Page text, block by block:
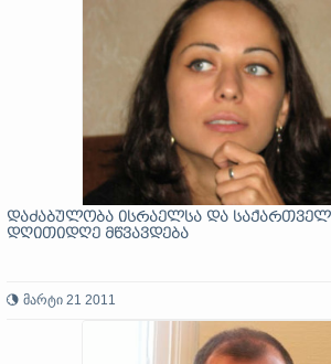
დაძაბულობა ისრაელსა და
დღითიდღე მწვავდება
მარტი 21 2011